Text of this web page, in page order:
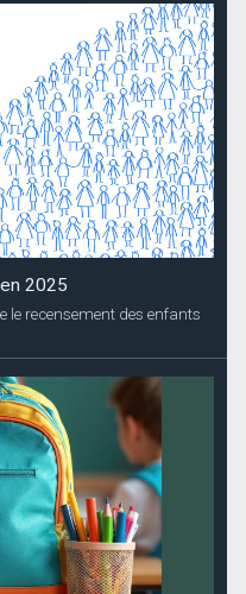
2025
le recensement des enfants